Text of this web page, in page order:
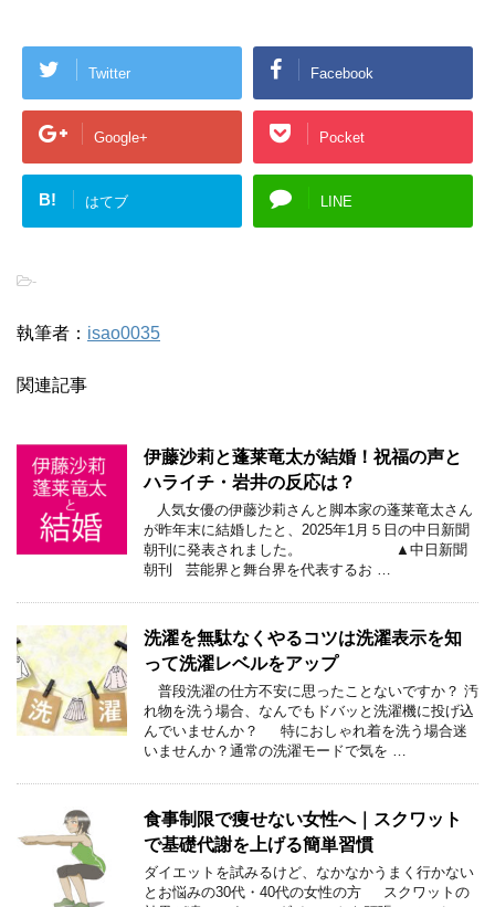
Twitter Facebook
Google+ Pocket
B! はてブ LINE
-
執筆者： isao0035
関連記事
伊藤沙莉と蓬莱竜太が結婚！祝福の声と
ハライチ・岩井の反応は？
人気女優の伊藤沙莉さんと脚本家の蓬莱竜太さん
が昨年末に結婚したと、2025年1月５日の中日新聞
朝刊に発表されました。 ▲中日新聞
朝刊 芸能界と舞台界を代表するお …
洗濯を無駄なくやるコツは洗濯表示を知
って洗濯レベルをアップ
普段洗濯の仕方不安に思ったことないですか？ 汚
れ物を洗う場合、なんでもドバッと洗濯機に投げ込
んでいませんか？ 特におしゃれ着を洗う場合迷
いませんか？通常の洗濯モードで気を …
食事制限で痩せない女性へ｜スクワット
で基礎代謝を上げる簡単習慣
ダイエットを試みるけど、なかなかうまく行かない
とお悩みの30代・40代の女性の方 スクワットの